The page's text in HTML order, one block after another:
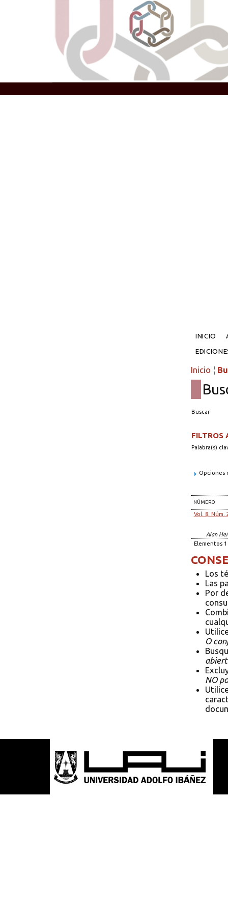
INICIO
Inicio ¦
Buscar
FILTROS
Palabra(s)
Opciones
NÚMERO
Vol. 8, Núm.
Alan
Elementos 1
Los
Las
Por
O
NO